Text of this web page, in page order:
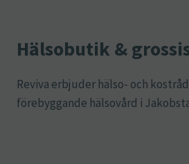
Hälsobutik &
Reviva erbjuder hälso- och
förebyggande hälsovård i